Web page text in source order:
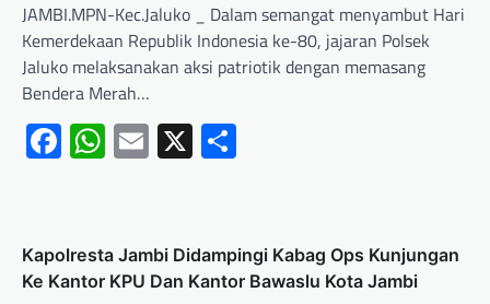
JAMBI.MPN-Kec.Jaluko _ Dalam semangat menyambut Hari
Kemerdekaan Republik Indonesia ke-80, jajaran Polsek
Jaluko melaksanakan aksi patriotik dengan memasang
Bendera Merah…
Facebook
WhatsApp
Email
X
Kapolresta Jambi Didampingi Kabag Ops Kunjungan
Ke Kantor KPU Dan Kantor Bawaslu Kota Jambi